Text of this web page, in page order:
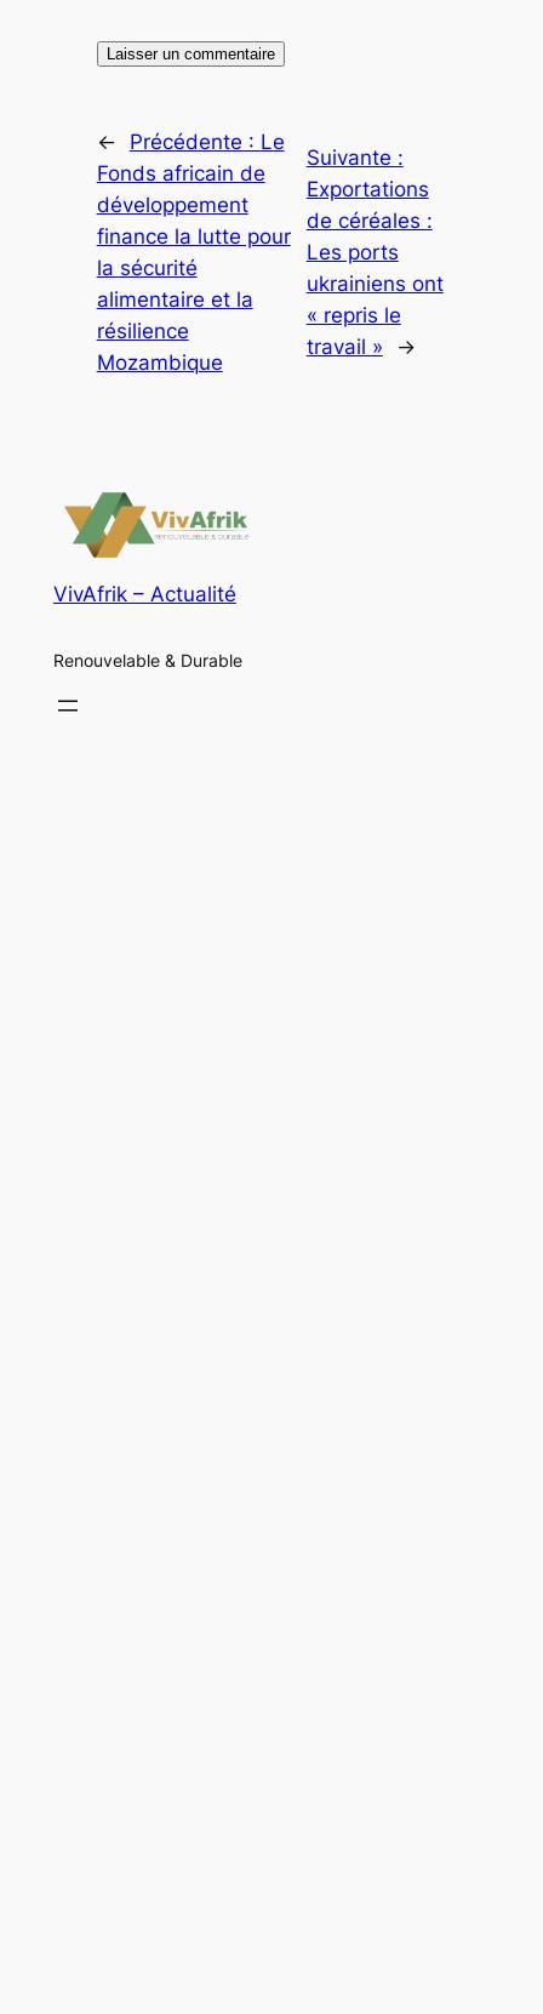
← Précédente : Le
Fonds africain de
développement
finance la lutte pour
la sécurité
alimentaire et la
résilience
Mozambique
Suivante :
Exportations
de céréales :
Les ports
ukrainiens ont
« repris le
travail »
→
VivAfrik – Actualité
Renouvelable & Durable